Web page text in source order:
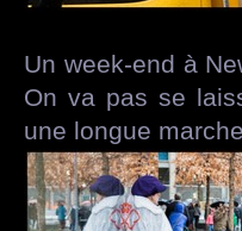
Un week-end à
On va pas se
une longue